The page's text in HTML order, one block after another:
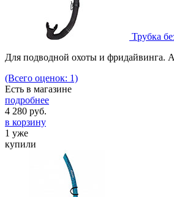
Трубка
Для подводной охоты и фридайвинга.
(Всего оценок: 1)
Есть в магазине
подробнее
4 280 руб.
в корзину
1 уже
купили